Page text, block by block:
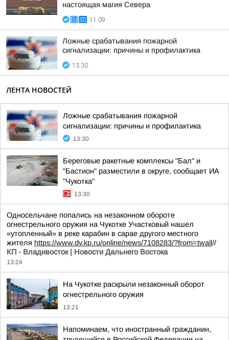
настоящая магия Севера
11:09
Ложные срабатывания пожарной
сигнализации: причины и профилактика
13:30
ЛЕНТА НОВОСТЕЙ
Ложные срабатывания пожарной
сигнализации: причины и профилактика
13:30
Береговые ракетные комплексы "Бал" и
"Бастион" разместили в округе, сообщает ИА
"Чукотка"
13:30
Односельчане попались на незаконном обороте
огнестрельного оружия на Чукотке Участковый нашел
«утопленный» в реке карабин в сарае другого местного
жителя https://www.dv.kp.ru/online/news/7108283/?from=twall//
КП - Владивосток | Новости Дальнего Востока
13:24
На Чукотке раскрыли незаконный оборот
огнестрельного оружия
13:21
Напоминаем, что иностранный гражданин,